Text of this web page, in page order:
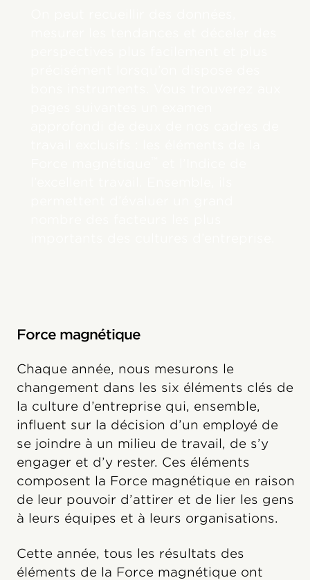
Force magnétique
Chaque année, nous mesurons le
changement dans les six éléments clés de
la culture d’entreprise qui, ensemble,
influent sur la décision d’un employé de
se joindre à un milieu de travail, de s’y
engager et d’y rester. Ces éléments
composent la Force magnétique en raison
de leur pouvoir d’attirer et de lier les gens
à leurs équipes et à leurs organisations.
Cette année, tous les résultats des
éléments de la Force magnétique ont